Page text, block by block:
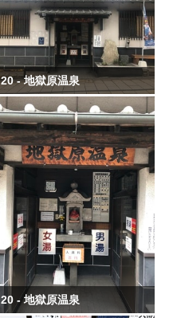
20 - 地獄原温泉
20 - 地獄原温泉